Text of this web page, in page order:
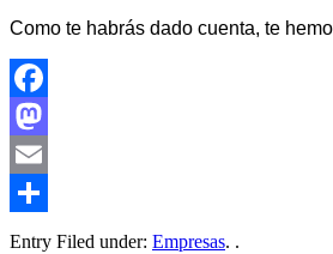
Como te habrás dado cuenta, te
Facebook
Mastodon
Email
Compartir
Entry Filed under: Empresas. .